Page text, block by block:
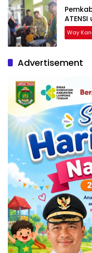
Way
Advertisement